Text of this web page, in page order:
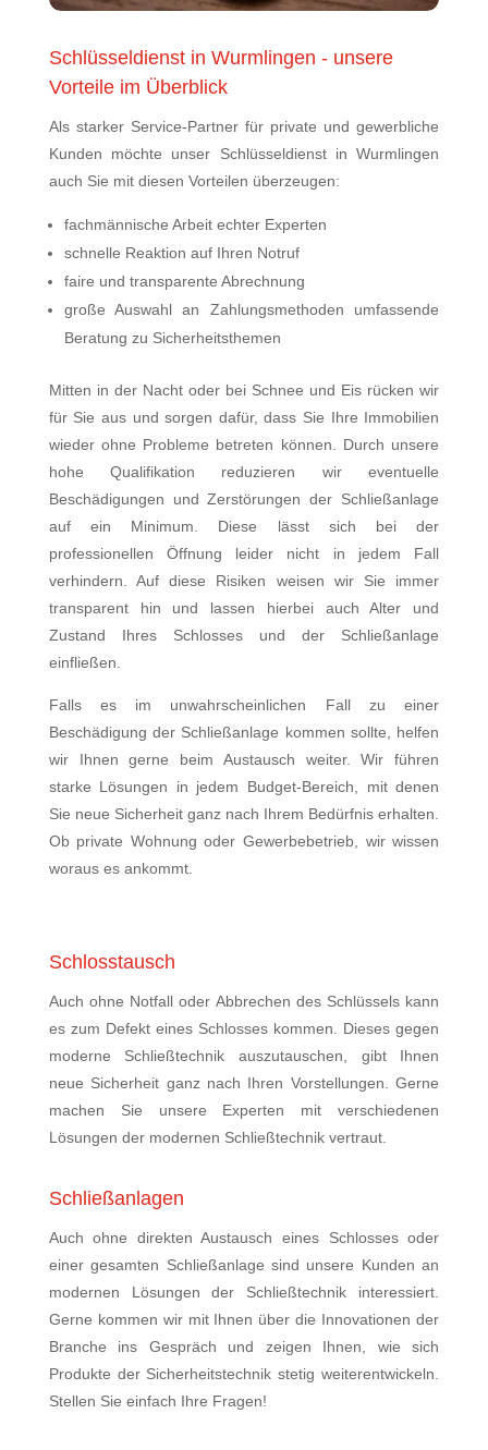
Schlüsseldienst in Wurmlingen - unsere
Vorteile im Überblick
Als starker Service-Partner für private und gewerbliche
Kunden möchte unser Schlüsseldienst in Wurmlingen
auch Sie mit diesen Vorteilen überzeugen:
fachmännische Arbeit echter Experten
schnelle Reaktion auf Ihren Notruf
faire und transparente Abrechnung
große Auswahl an Zahlungsmethoden umfassende
Beratung zu Sicherheitsthemen
Mitten in der Nacht oder bei Schnee und Eis rücken wir
für Sie aus und sorgen dafür, dass Sie Ihre Immobilien
wieder ohne Probleme betreten können. Durch unsere
hohe Qualifikation reduzieren wir eventuelle
Beschädigungen und Zerstörungen der Schließanlage
auf ein Minimum. Diese lässt sich bei der
professionellen Öffnung leider nicht in jedem Fall
verhindern. Auf diese Risiken weisen wir Sie immer
transparent hin und lassen hierbei auch Alter und
Zustand Ihres Schlosses und der Schließanlage
einfließen.
Falls es im unwahrscheinlichen Fall zu einer
Beschädigung der Schließanlage kommen sollte, helfen
wir Ihnen gerne beim Austausch weiter. Wir führen
starke Lösungen in jedem Budget-Bereich, mit denen
Sie neue Sicherheit ganz nach Ihrem Bedürfnis erhalten.
Ob private Wohnung oder Gewerbebetrieb, wir wissen
woraus es ankommt.
Schlosstausch
Auch ohne Notfall oder Abbrechen des Schlüssels kann
es zum Defekt eines Schlosses kommen. Dieses gegen
moderne Schließtechnik auszutauschen, gibt Ihnen
neue Sicherheit ganz nach Ihren Vorstellungen. Gerne
machen Sie unsere Experten mit verschiedenen
Lösungen der modernen Schließtechnik vertraut.
Schließanlagen
Auch ohne direkten Austausch eines Schlosses oder
einer gesamten Schließanlage sind unsere Kunden an
modernen Lösungen der Schließtechnik interessiert.
Gerne kommen wir mit Ihnen über die Innovationen der
Branche ins Gespräch und zeigen Ihnen, wie sich
Produkte der Sicherheitstechnik stetig weiterentwickeln.
Stellen Sie einfach Ihre Fragen!